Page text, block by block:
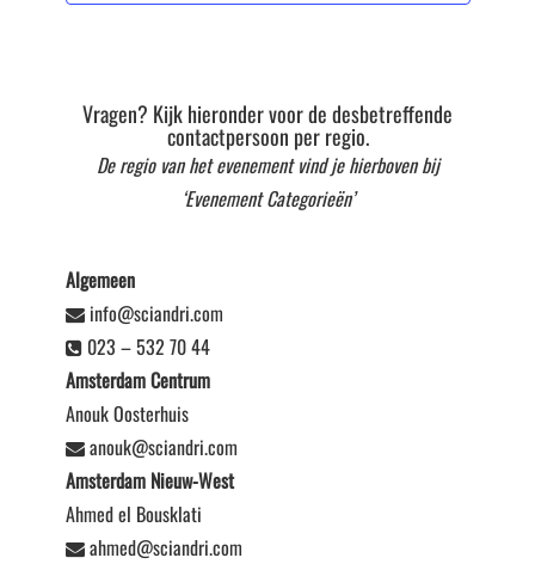
Vragen? Kijk hieronder voor de desbetreffende
contactpersoon per regio.
De regio van het evenement vind je hierboven bij
‘Evenement Categorieën’
Algemeen
info@sciandri.com
023 – 532 70 44
Amsterdam Centrum
Anouk Oosterhuis
anouk@sciandri.com
Amsterdam Nieuw-West
Ahmed el Bousklati
ahmed@sciandri.com